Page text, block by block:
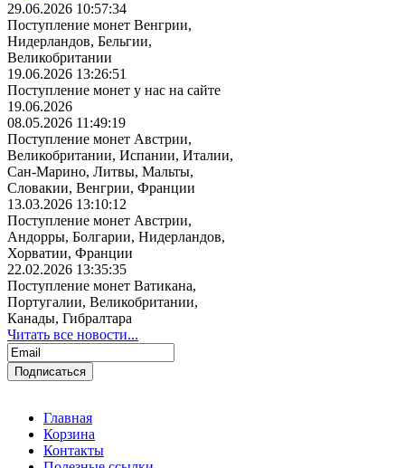
29.06.2026 10:57:34
Поступление монет Венгрии,
Нидерландов, Бельгии,
Великобритании
19.06.2026 13:26:51
Поступление монет у нас на сайте
19.06.2026
08.05.2026 11:49:19
Поступление монет Австрии,
Великобритании, Испании, Италии,
Сан-Марино, Литвы, Мальты,
Словакии, Венгрии, Франции
13.03.2026 13:10:12
Поступление монет Австрии,
Андорры, Болгарии, Нидерландов,
Хорватии, Франции
22.02.2026 13:35:35
Поступление монет Ватикана,
Португалии, Великобритании,
Канады, Гибралтара
Читать все новости...
Главная
Корзина
Контакты